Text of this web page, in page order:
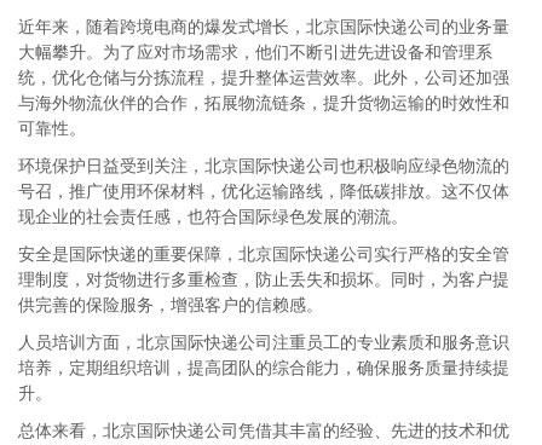
近年来，随着跨境电商的爆发式增长，北京国际快递公司的业务量
大幅攀升。为了应对市场需求，他们不断引进先进设备和管理系
统，优化仓储与分拣流程，提升整体运营效率。此外，公司还加强
与海外物流伙伴的合作，拓展物流链条，提升货物运输的时效性和
可靠性。
环境保护日益受到关注，北京国际快递公司也积极响应绿色物流的
号召，推广使用环保材料，优化运输路线，降低碳排放。这不仅体
现企业的社会责任感，也符合国际绿色发展的潮流。
安全是国际快递的重要保障，北京国际快递公司实行严格的安全管
理制度，对货物进行多重检查，防止丢失和损坏。同时，为客户提
供完善的保险服务，增强客户的信赖感。
人员培训方面，北京国际快递公司注重员工的专业素质和服务意识
培养，定期组织培训，提高团队的综合能力，确保服务质量持续提
升。
总体来看，北京国际快递公司凭借其丰富的经验、先进的技术和优